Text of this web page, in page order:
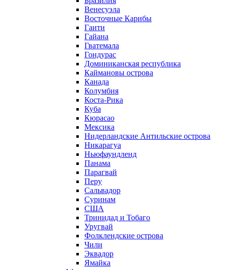
Венесуэла
Восточные Карибы
Гаити
Гайана
Гватемала
Гондурас
Доминиканская республика
Каймановы острова
Канада
Колумбия
Коста-Рика
Куба
Кюрасао
Мексика
Нидерландские Антильские острова
Никарагуа
Ньюфаундленд
Панама
Парагвай
Перу
Сальвадор
Суринам
США
Тринидад и Тобаго
Уругвай
Фолклендские острова
Чили
Эквадор
Ямайка